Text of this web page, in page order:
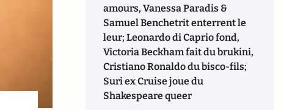
amours, Vanessa Paradis &
Samuel Benchetrit enterrent le
leur; Leonardo di Caprio fond,
Victoria Beckham fait du brukini,
Cristiano Ronaldo du bisco-fils;
Suri ex Cruise joue du
Shakespeare queer